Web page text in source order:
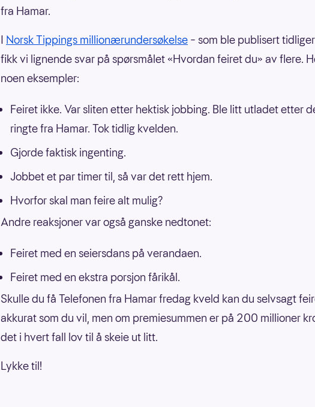
fra Hamar.
I Norsk Tippings millionærundersøkelse – som ble publisert
fikk vi lignende svar på spørsmålet «Hvordan feiret du» av flere.
noen eksempler:
Feiret ikke. Var sliten etter hektisk jobbing. Ble litt utladet etter
ringte fra Hamar. Tok tidlig kvelden.
Gjorde faktisk ingenting.
Jobbet et par timer til, så var det rett hjem.
Hvorfor skal man feire alt mulig?
Andre reaksjoner var også ganske nedtonet:
Feiret med en seiersdans på verandaen.
Feiret med en ekstra porsjon fårikål.
Skulle du få Telefonen fra Hamar fredag kveld kan du selvsagt
akkurat som du vil, men om premiesummen er på 200 millioner
det i hvert fall lov til å skeie ut litt.
Lykke til!